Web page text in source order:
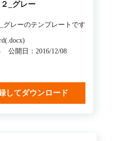
_グレー
グレーのテンプレートです
公開日：2016/12/08
してダウンロード